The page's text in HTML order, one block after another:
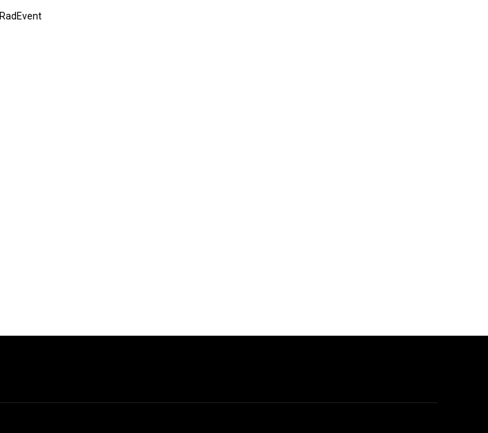
RadEvent